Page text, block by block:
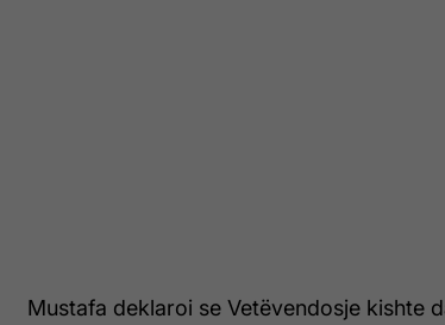
Mustafa deklaroi se Vetëvendosje kishte